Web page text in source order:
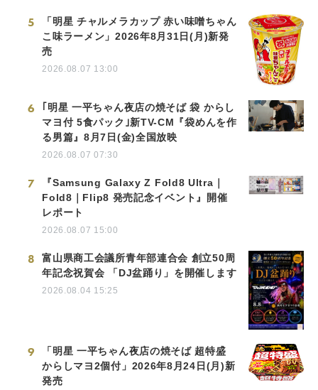
5
「明星 チャルメラカップ 赤い味噌ちゃん
こ味ラーメン」2026年8月31日(月)新発
売
2026.08.07 13:00
6
｢明星 一平ちゃん夜店の焼そば 袋 からし
マヨ付 5食パック｣新TV-CM『袋めんを作
る男篇』8月7日(金)全国放映
2026.08.07 07:30
7
『Samsung Galaxy Z Fold8 Ultra｜
Fold8｜Flip8 発売記念イベント』開催
レポート
2026.08.07 15:00
8
富山県商工会議所青年部連合会 創立50周
年記念祝賀会 「DJ盆踊り」を開催します
2026.08.04 15:25
9
「明星 一平ちゃん夜店の焼そば 超特盛
からしマヨ2個付」2026年8月24日(月)新
発売